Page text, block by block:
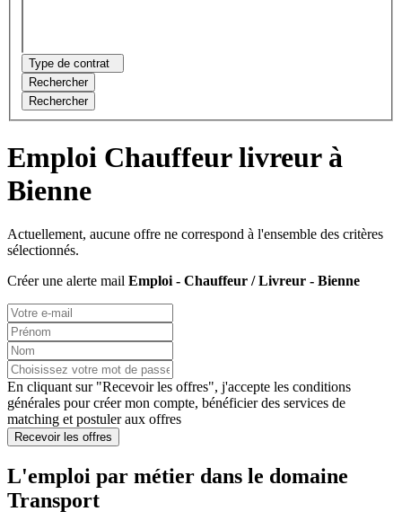
Type de contrat
Rechercher
Rechercher
Emploi Chauffeur livreur à
Bienne
Actuellement, aucune offre ne correspond à l'ensemble des critères
sélectionnés.
Créer une alerte mail Emploi - Chauffeur / Livreur - Bienne
En cliquant sur "Recevoir les offres", j'accepte les conditions
générales pour créer mon compte, bénéficier des services de
matching et postuler aux offres
Recevoir les offres
L'emploi par métier dans le domaine
Transport